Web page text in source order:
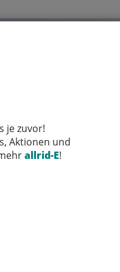
je zuvor!
Aktionen und
allrid-E!
Trek Trikot